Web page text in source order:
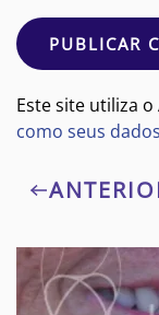
PUBLICAR
Este site utiliza
como seus